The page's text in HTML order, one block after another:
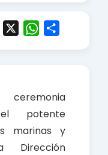
o
W
p
p
potente
marinas y
Dirección